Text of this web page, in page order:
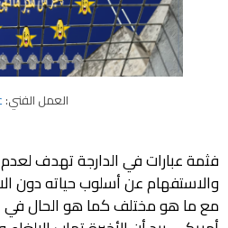
العمل الفني:
فثمة عبارات في الدارجة تهدف لعدم
والاستفهام عن أسلوب حياته دون
مع ما هو مختلف كما هو الحال في